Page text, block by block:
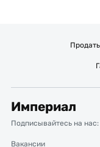
Империал
Подписывайтесь на нас:
Вакансии